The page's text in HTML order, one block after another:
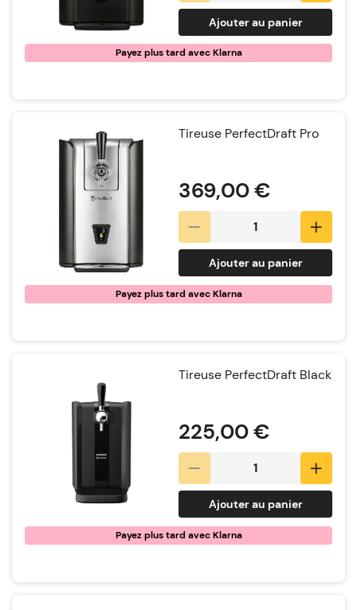
Ajouter au panier
Payez plus tard avec Klarna
Tireuse PerfectDraft Pro
369,00 €
Ajouter au panier
Payez plus tard avec Klarna
Tireuse PerfectDraft Black
225,00 €
Ajouter au panier
Payez plus tard avec Klarna